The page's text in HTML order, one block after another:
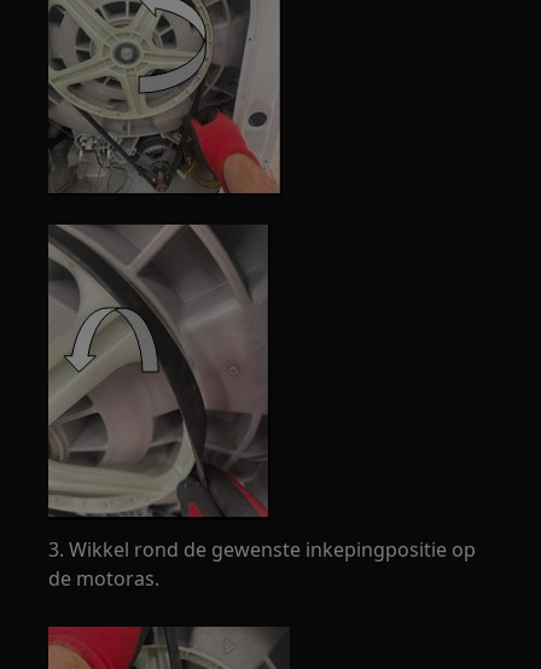
3. Wikkel rond de gewenste inkepingpositie op
de motoras.